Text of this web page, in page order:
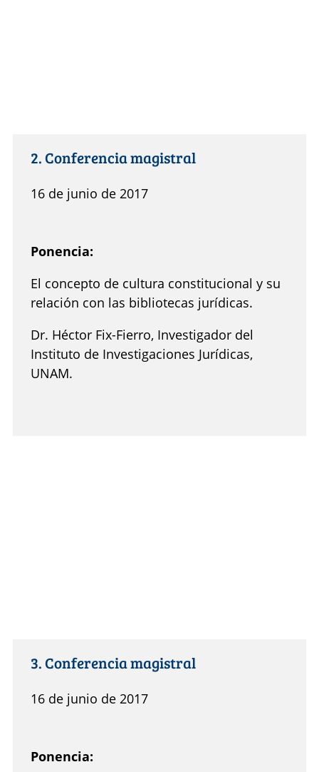
2. Conferencia magistral
16 de junio de 2017
Ponencia:
El concepto de cultura constitucional y su
relación con las bibliotecas jurídicas.
Dr. Héctor Fix-Fierro, Investigador del
Instituto de Investigaciones Jurídicas,
UNAM.
3. Conferencia magistral
16 de junio de 2017
Ponencia: